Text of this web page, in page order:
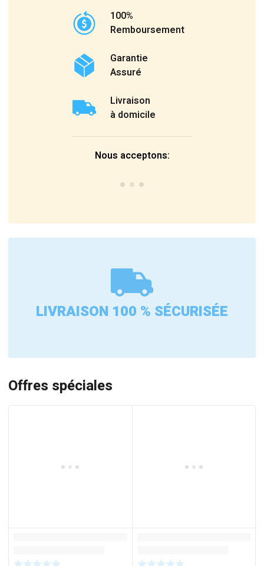
100%
Remboursement
Garantie
Assuré
Livraison
à domicile
Nous acceptons:
LIVRAISON 100 % SÉCURISÉE
Offres spéciales